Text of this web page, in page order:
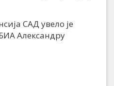
САД увело је
Александру